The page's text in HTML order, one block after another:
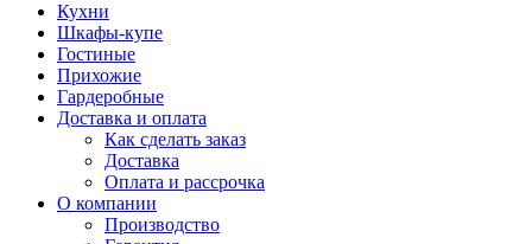
Кухни
Шкафы-купе
Гостиные
Прихожие
Гардеробные
Доставка и оплата
Как сделать заказ
Доставка
Оплата и рассрочка
О компании
Производство